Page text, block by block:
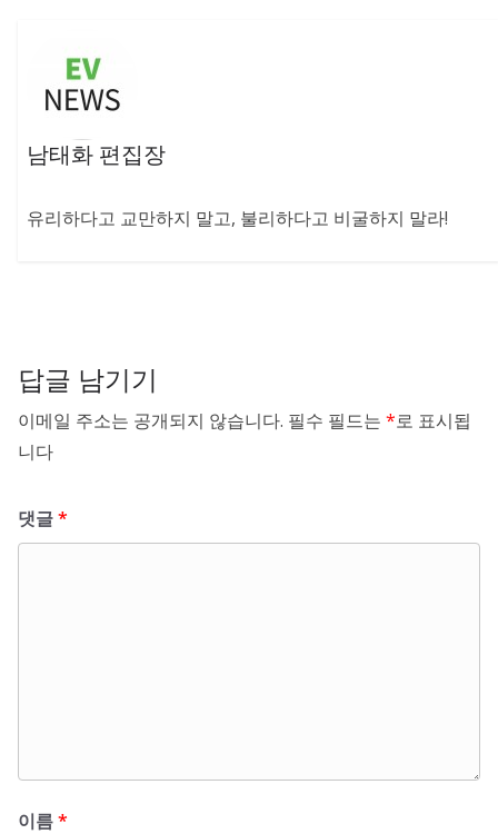
남태화 편집장
유리하다고 교만하지 말고, 불리하다고 비굴하지 말라!
답글 남기기
이메일 주소는 공개되지 않습니다. 필수 필드는 *로 표시됩
니다
댓글*
이름*